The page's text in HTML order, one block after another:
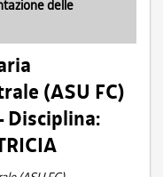
delle
(ASU FC)
Disciplina: